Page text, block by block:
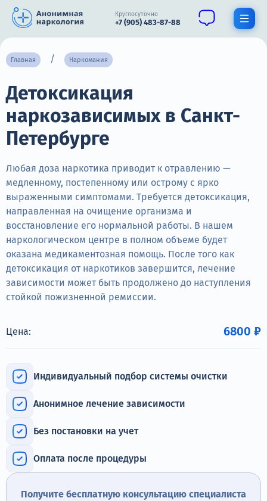
Круглосуточно
+7 (905) 483-87-88
О нас
Наркомания
Алкоголизм
Нарколог
Стационар
Психиатрия
Цены
Терапия
Контакты
+7 (905) 483-87-88
Адрес call-центра
Санкт-Петербург, Воронежская улица, 14
Главная Наркомания
Детоксикация
наркозависимых в Санкт-
Петербурге
Любая доза наркотика приводит к отравлению —
медленному, постепенному или острому с ярко
выраженными симптомами. Требуется детоксикация,
направленная на очищение организма и
восстановление его нормальной работы. В нашем
наркологическом центре в полном объеме будет
оказана медикаментозная помощь. После того как
детоксикация от наркотиков завершится, лечение
зависимости может быть продолжено до наступления
стойкой пожизненной ремиссии.
Цена: 6800 ₽
Индивидуальный подбор системы очистки
Анонимное лечение зависимости
Без постановки на учет
Оплата после процедуры
Получите бесплатную консультацию специалиста